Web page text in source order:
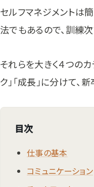
セルフマネジメントは
法でもあるので、訓練
それらを大きく４つのカ
ク」「成長」に分けて
目次
仕事の基本
コミュニケーション